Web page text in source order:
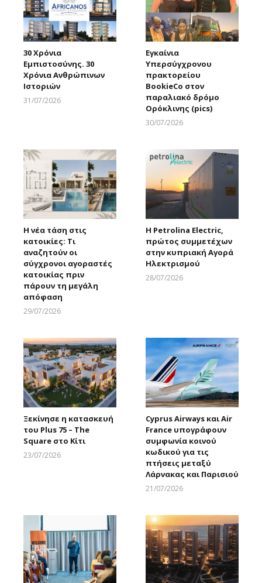
30 Χρόνια
Εμπιστοσύνης. 30
Χρόνια Ανθρώπινων
Ιστοριών
31/07/2026
Εγκαίνια
Υπερσύγχρονου
πρακτορείου
BookieCo στον
παραλιακό δρόμο
Ορόκλινης (pics)
30/07/2026
H νέα τάση στις
κατοικίες: Τι
αναζητούν οι
σύγχρονοι αγοραστές
κατοικίας πριν
πάρουν τη μεγάλη
απόφαση
29/07/2026
Η Petrolina Electric,
πρώτος συμμετέχων
στην κυπριακή Αγορά
Ηλεκτρισμού
28/07/2026
Ξεκίνησε η κατασκευή
του Plus 75 – The
Square στο Κίτι
23/07/2026
Cyprus Airways και Air
France υπογράφουν
συμφωνία κοινού
κωδικού για τις
πτήσεις μεταξύ
Λάρνακας και Παρισιού
21/07/2026